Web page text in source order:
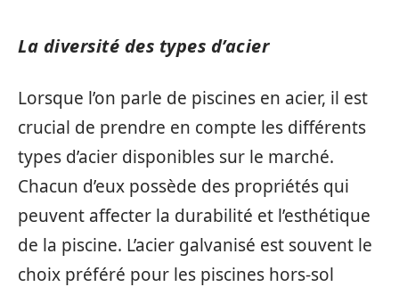
La diversité des types d’acier
Lorsque l’on parle de piscines en acier, il est
crucial de prendre en compte les différents
types d’acier disponibles sur le marché.
Chacun d’eux possède des propriétés qui
peuvent affecter la durabilité et l’esthétique
de la piscine. L’acier galvanisé est souvent le
choix préféré pour les piscines hors-sol